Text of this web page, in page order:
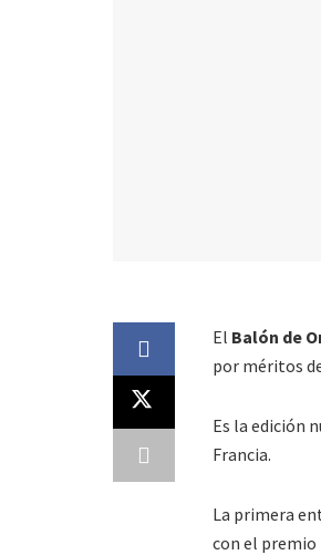
El Balón de
por méritos
Es la edición
Francia.
La primera
con el premio